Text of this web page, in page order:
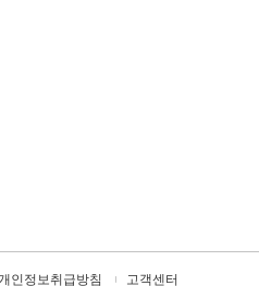
인정보취급방침 고객센터